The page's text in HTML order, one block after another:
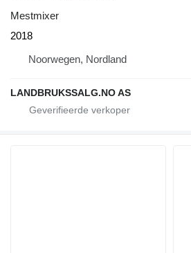
Mestmixer
2018
Noorwegen, Nordland
LANDBRUKSSALG.NO AS